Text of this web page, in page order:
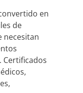
en
de
necesitan